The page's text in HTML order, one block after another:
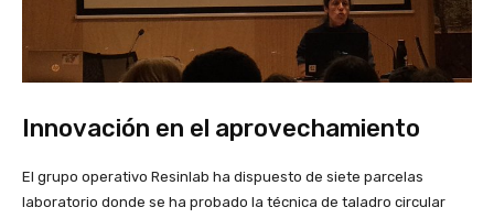
Innovación en el aprovechamiento
El grupo operativo Resinlab ha dispuesto de siete parcelas
laboratorio donde se ha probado la técnica de taladro circular